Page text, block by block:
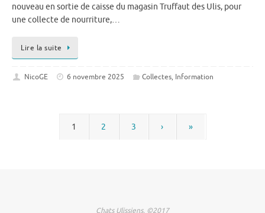
nouveau en sortie de caisse du magasin Truffaut des Ulis, pour
une collecte de nourriture,…
Lire la suite
NicoGE 6 novembre 2025 Collectes, Information
1 2 3 › »
Chats Ulissiens, ©2017